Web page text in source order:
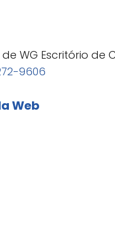
WG Escritório de
9606
Web